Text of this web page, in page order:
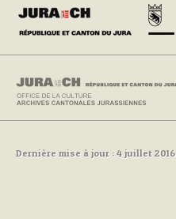
Dernière mise à jour : 4 juillet 2016